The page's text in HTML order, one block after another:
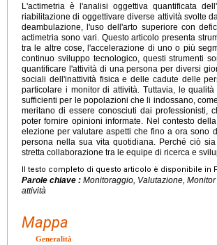
L'actimetria è l'analisi oggettiva quantificata
riabilitazione di oggettivare diverse attività svolte
deambulazione, l'uso dell'arto superiore con
actimetria sono vari. Questo articolo presenta
tra le altre cose, l'accelerazione di uno o più
continuo sviluppo tecnologico, questi strumenti
quantificare l'attività di una persona per diversi
sociali dell'inattività fisica e delle cadute delle
particolare i monitor di attività. Tuttavia, le
sufficienti per le popolazioni che li indossano,
meritano di essere conosciuti dai professionisti,
poter fornire opinioni informate. Nel contesto
elezione per valutare aspetti che fino a ora sono
persona nella sua vita quotidiana. Perché ciò
stretta collaborazione tra le equipe di ricerca e
Il testo completo di questo articolo è disponibile in
Parole chiave : Monitoraggio, Valutazione,
attività
Mappa
Generalità